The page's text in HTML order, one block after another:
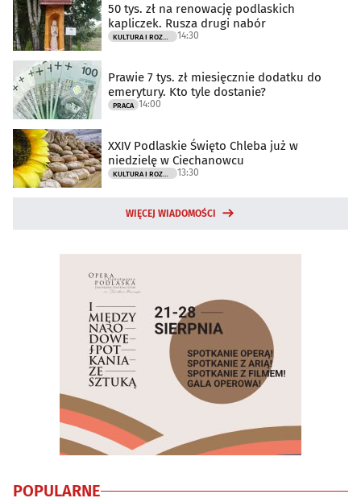
50 tys. zł na renowację podlaskich
kapliczek. Rusza drugi nabór
14:30
Prawie 7 tys. zł miesięcznie dodatku do
emerytury. Kto tyle dostanie?
PRACA 14:00
XXIV Podlaskie Święto Chleba już w
niedzielę w Ciechanowcu
13:30
WIĘCEJ WIADOMOŚCI
POPULARNE